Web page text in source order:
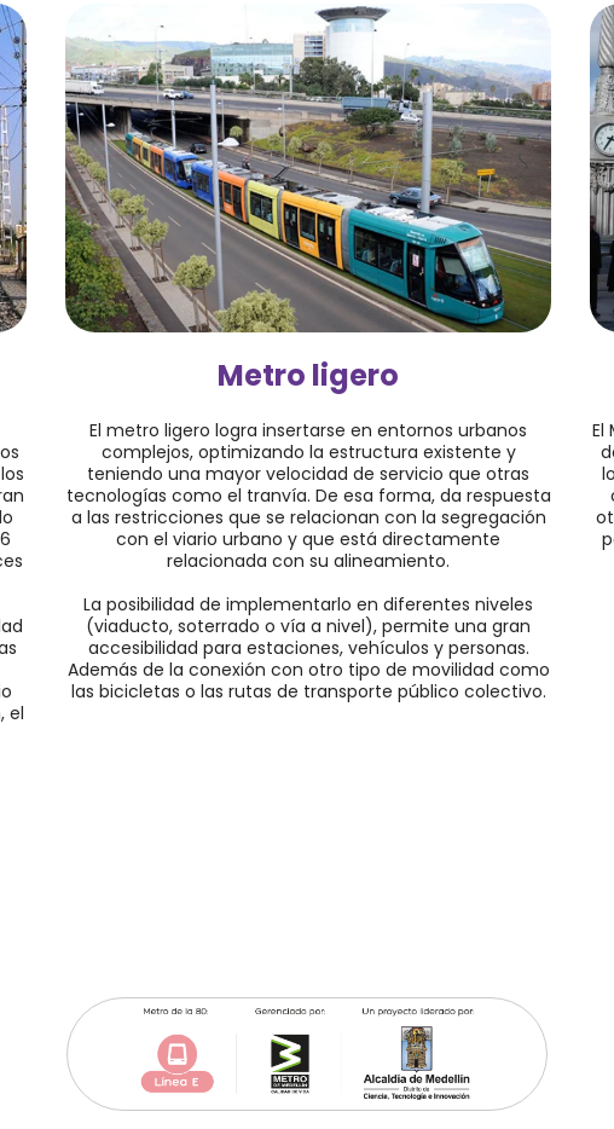
el
Metro ligero
El metro ligero logra insertarse en entornos urbanos
complejos, optimizando la estructura existente y
teniendo una mayor velocidad de servicio que otras
tecnologías como el tranvía. De esa forma, da respuesta
a las restricciones que se relacionan con la segregación
con el viario urbano y que está directamente
relacionada con su alineamiento.
La posibilidad de implementarlo en diferentes niveles
(viaducto, soterrado o vía a nivel), permite una gran
accesibilidad para estaciones, vehículos y personas.
Además de la conexión con otro tipo de movilidad como
las bicicletas o las rutas de transporte público colectivo.
El